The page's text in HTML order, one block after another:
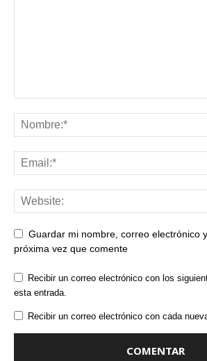
Guardar mi nombre, correo electrónico
próxima vez que comente
Recibir un correo electrónico con los
esta entrada.
Recibir un correo electrónico con cada